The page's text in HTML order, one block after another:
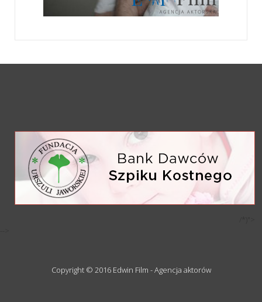
Copyright © 2016 Edwin Film - Agencja aktorów